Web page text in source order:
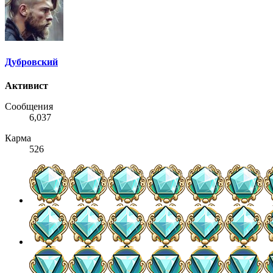
Дубровский
Активист
Сообщения
6,037
Карма
526